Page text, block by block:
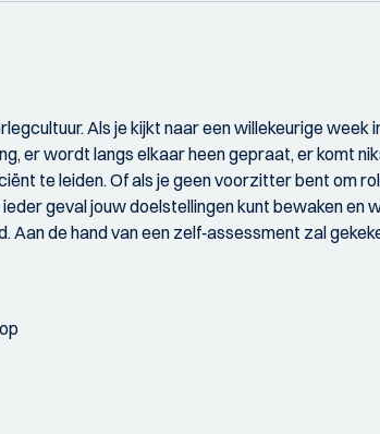
Als je kijkt naar een willekeurige
er wordt langs elkaar heen gepraat, er komt
te leiden. Of als je geen voorzitter bent om
geval jouw doelstellingen kunt bewaken
Aan de hand van een zelf‐assessment zal